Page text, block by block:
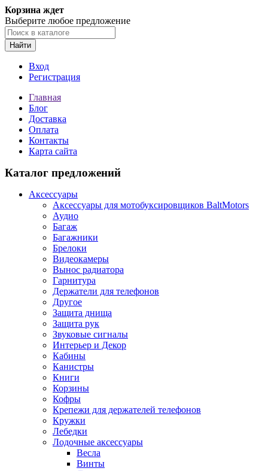
Корзина ждет
Выберите любое предложение
Найти
Вход
Регистрация
Главная
Блог
Доставка
Оплата
Контакты
Карта сайта
Каталог предложений
Аксессуары
Аксессуары для мотобуксировщиков BaltMotors
Аудио
Багаж
Багажники
Брелоки
Видеокамеры
Вынос радиатора
Гарнитура
Держатели для телефонов
Другое
Защита днища
Защита рук
Звуковые сигналы
Интерьер и Декор
Кабины
Канистры
Книги
Корзины
Кофры
Крепежи для держателей телефонов
Кружки
Лебедки
Лодочные аксессуары
Весла
Винты